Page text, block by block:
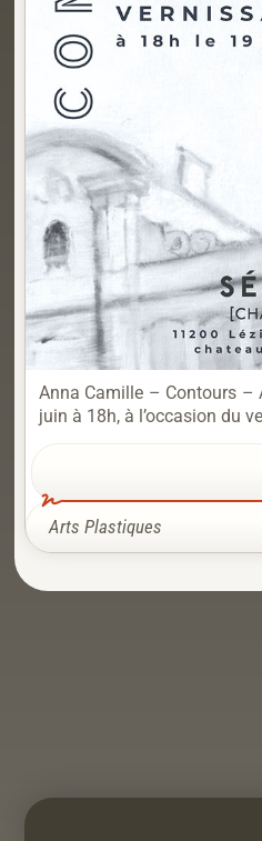
Anna Camille – Contours –
juin à 18h, à l’occasion du
Arts Plastiques